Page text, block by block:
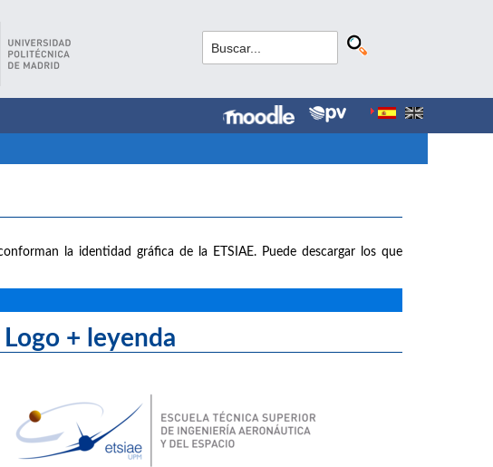
la identidad gráfica de la ETSIAE. Puede descargar los que
leyenda